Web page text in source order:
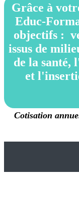
Grâce à
Educ-
objectifs :
issus de
de la santé,
et
Cotisation